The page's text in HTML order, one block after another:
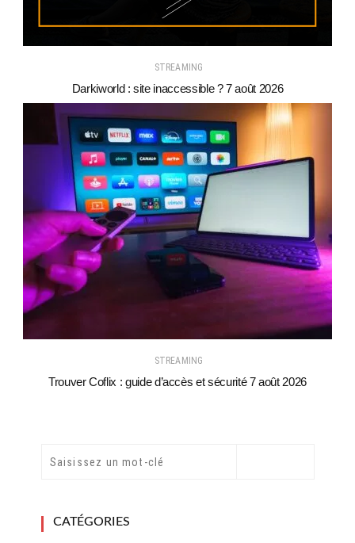
STREAMING
Darkiworld : site inaccessible ? 7 août 2026
STREAMING
Trouver Coflix : guide d’accès et sécurité 7 août 2026
CATÉGORIES